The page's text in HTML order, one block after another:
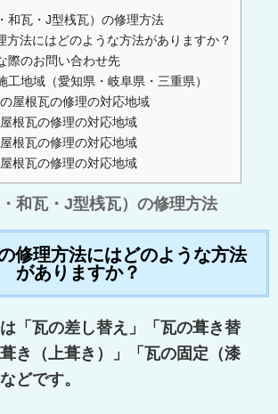
和瓦・J型桟瓦）の修理方法
方法にはどのような方法がありますか？
際のお問い合わせ先
工地域（愛知県・岐阜県・三重県）
屋根瓦の修理の対応地域
根瓦の修理の対応地域
根瓦の修理の対応地域
根瓦の修理の対応地域
和瓦・J型桟瓦）の修理方法
修理方法にはどのような方法
がありますか？
「瓦の差し替え」「瓦の葺き替
き（上葺き）」「瓦の固定（漆
どです。